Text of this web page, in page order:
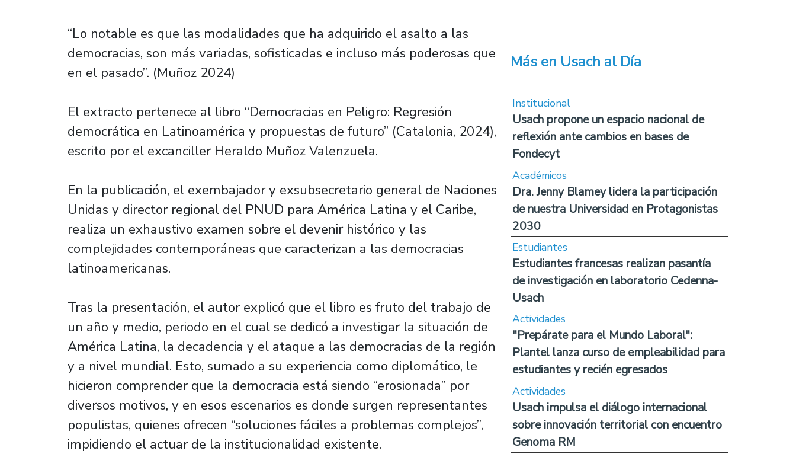
“Lo notable es que las modalidades que ha adquirido el asalto a las
democracias, son más variadas, sofisticadas e incluso más poderosas que
en el pasado”. (Muñoz 2024)
El extracto pertenece al libro “Democracias en Peligro: Regresión
democrática en Latinoamérica y propuestas de futuro” (Catalonia, 2024),
escrito por el excanciller Heraldo Muñoz Valenzuela.
En la publicación, el exembajador y exsubsecretario general de Naciones
Unidas y director regional del PNUD para América Latina y el Caribe,
realiza un exhaustivo examen sobre el devenir histórico y las
complejidades contemporáneas que caracterizan a las democracias
latinoamericanas.
Tras la presentación, el autor explicó que el libro es fruto del trabajo de
un año y medio, periodo en el cual se dedicó a investigar la situación de
América Latina, la decadencia y el ataque a las democracias de la región
y a nivel mundial. Esto, sumado a su experiencia como diplomático, le
hicieron comprender que la democracia está siendo “erosionada” por
diversos motivos, y en esos escenarios es donde surgen representantes
populistas, quienes ofrecen “soluciones fáciles a problemas complejos”,
impidiendo el actuar de la institucionalidad existente.
Más en Usach al Día
Institucional
Usach propone un espacio nacional de
reflexión ante cambios en bases de
Fondecyt
Académicos
Dra. Jenny Blamey lidera la participación
de nuestra Universidad en Protagonistas
2030
Estudiantes
Estudiantes francesas realizan pasantía
de investigación en laboratorio Cedenna-
Usach
Actividades
"Prepárate para el Mundo Laboral":
Plantel lanza curso de empleabilidad para
estudiantes y recién egresados
Actividades
Usach impulsa el diálogo internacional
sobre innovación territorial con encuentro
Genoma RM